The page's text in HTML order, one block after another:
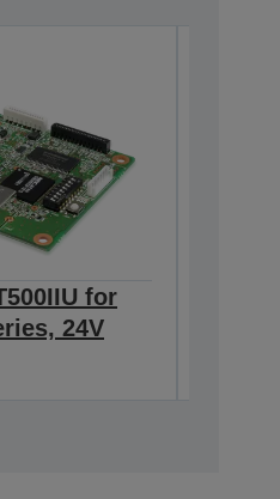
for
24V